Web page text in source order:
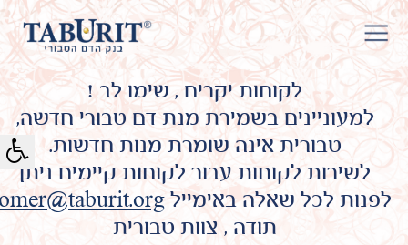
לקוחות יקרים , שימו לב !
למעוניינים בשמירת מנת דם טבורי חדשה,
טבורית אינה שומרת מנות חדשות.
לשירות לקוחות עבור לקוחות קיימים ניתן
לפנות לכל שאלה באימייל
תודה , צוות טבורית